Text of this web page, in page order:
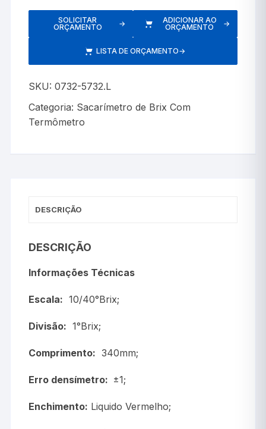
SOLICITAR
ORÇAMENTO
→
ADICIONAR AO
ORÇAMENTO
→
LISTA DE ORÇAMENTO→
SKU:0732-5732.L
Categoria: Sacarímetro de Brix Com
Termômetro
DESCRIÇÃO
DESCRIÇÃO
Informações Técnicas
Escala: 10/40°Brix;
Divisão: 1°Brix;
Comprimento: 340mm;
Erro densímetro: ±1;
Enchimento: Liquido Vermelho;